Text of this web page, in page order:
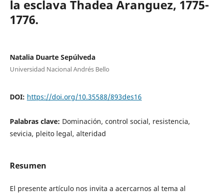
la esclava Thadea Aranguez, 1775-
1776.
Natalia Duarte Sepúlveda
Universidad Nacional Andrés Bello
DOI: https://doi.org/10.35588/893des16
Palabras clave: Dominación, control social, resistencia,
sevicia, pleito legal, alteridad
Resumen
El presente artículo nos invita a acercarnos al tema al